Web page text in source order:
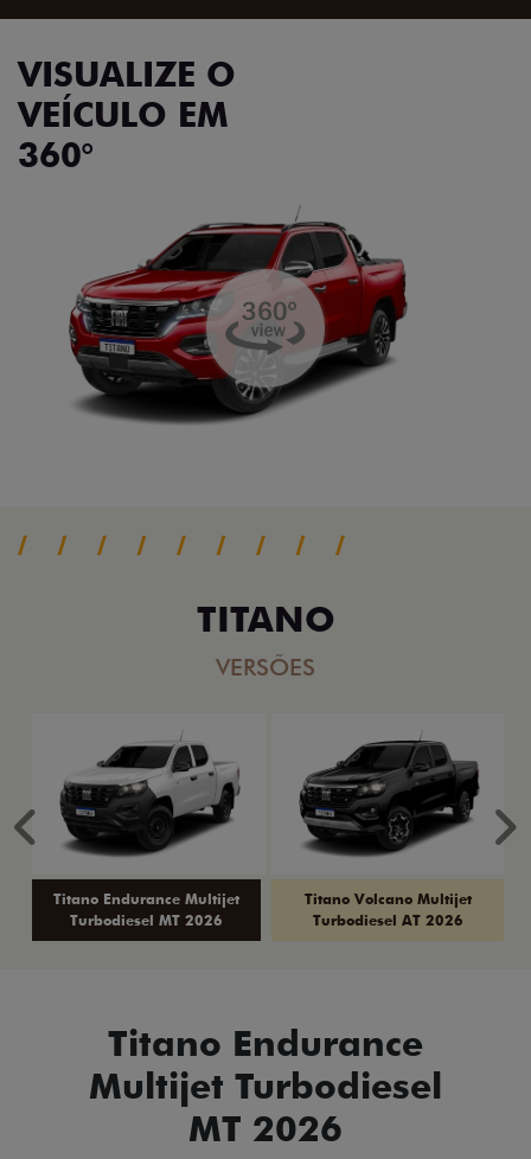
VISUALIZE O
VEÍCULO EM
360°
TITANO
VERSÕES
Titano Endurance Multijet
Turbodiesel MT 2026
Titano Volcano Multijet
Turbodiesel AT 2026
Anterior
Titano Endurance
Multijet Turbodiesel
MT 2026